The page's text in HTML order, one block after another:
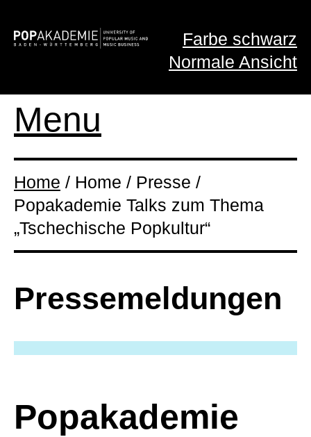
Farbe schwarz
Normale Ansicht
Menu
Home / Home / Presse /
Popakademie Talks zum Thema
„Tschechische Popkultur“
Presse­meldungen
Popakademie